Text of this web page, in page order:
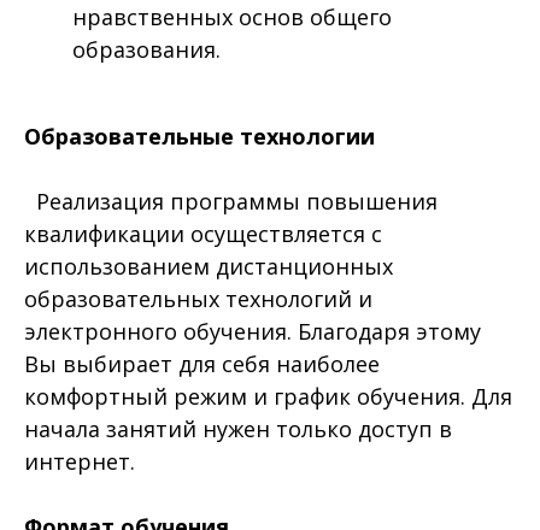
нравственных основ общего
образования.
Образовательные технологии
Реализация программы повышения
квалификации осуществляется с
использованием дистанционных
образовательных технологий и
электронного обучения. Благодаря этому
Вы выбирает для себя наиболее
комфортный режим и график обучения. Для
начала занятий нужен только доступ в
интернет.